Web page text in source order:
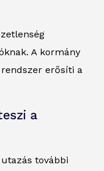
A kormány
erősíti a
a
további